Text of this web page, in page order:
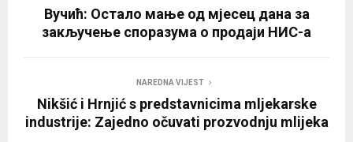
Вучић: Остало мање од мјесец дана за
закључење споразума о продаји НИС-а
NAREDNA VIJEST
Nikšić i Hrnjić s predstavnicima mljekarske
industrije: Zajedno očuvati prozvodnju mlijeka